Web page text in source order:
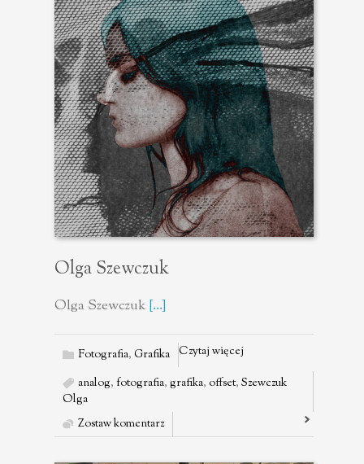
Olga Szewczuk
Olga Szewczuk [...]
Fotografia, Grafika
analog, fotografia, grafika, offset, Szewczuk
Olga
Zostaw komentarz
Czytaj więcej